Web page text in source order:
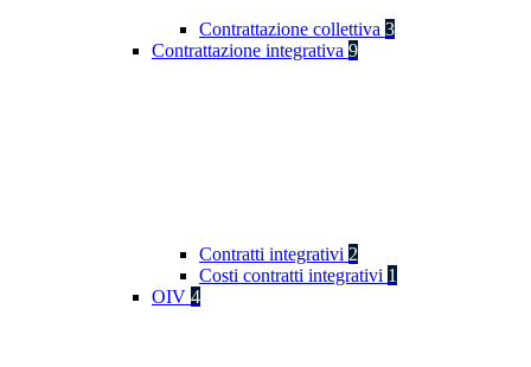
Contrattazione collettiva 3
Contrattazione integrativa 9
Contratti integrativi 2
Costi contratti integrativi 1
OIV 4